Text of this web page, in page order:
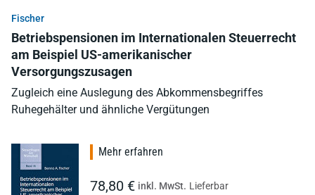
Fischer
Betriebspensionen im Internationalen Steuerrecht
am Beispiel US-amerikanischer
Versorgungszusagen
Zugleich eine Auslegung des Abkommensbegriffes
Ruhegehälter und ähnliche Vergütungen
Mehr erfahren
78,80 € inkl. MwSt. Lieferbar